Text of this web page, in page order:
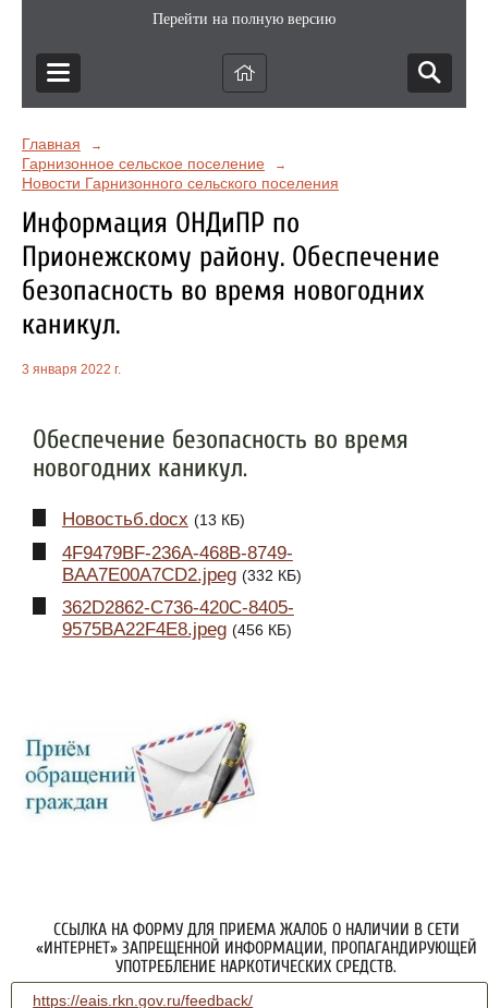
Перейти на полную версию
Главная →
Гарнизонное сельское поселение →
Новости Гарнизонного сельского поселения
Информация ОНДиПР по
Прионежскому району. Обеспечение
безопасность во время новогодних
каникул.
3 января 2022 г.
Обеспечение безопасность во время
новогодних каникул.
Новостьб.docx (13 КБ)
4F9479BF-236A-468B-8749-
BAA7E00A7CD2.jpeg (332 КБ)
362D2862-C736-420C-8405-
9575BA22F4E8.jpeg (456 КБ)
ССЫЛКА НА ФОРМУ ДЛЯ ПРИЕМА ЖАЛОБ О НАЛИЧИИ В СЕТИ
«ИНТЕРНЕТ» ЗАПРЕЩЕННОЙ ИНФОРМАЦИИ, ПРОПАГАНДИРУЮЩЕЙ
УПОТРЕБЛЕНИЕ НАРКОТИЧЕСКИХ СРЕДСТВ.
https://eais.rkn.gov.ru/feedback/